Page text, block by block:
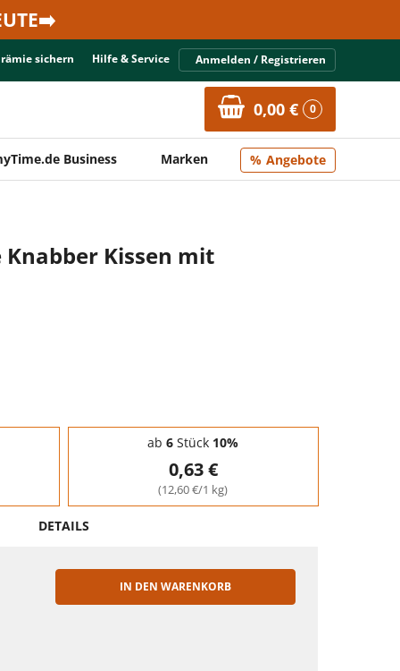
sichern Hilfe & Service Anmelden / Registrieren
0,00 € 0
Business Marken Angebote
Knabber Kissen mit
ab 6 Stück 10%
0,63 €
(12,60 €/1 kg)
DETAILS
IN DEN WARENKORB